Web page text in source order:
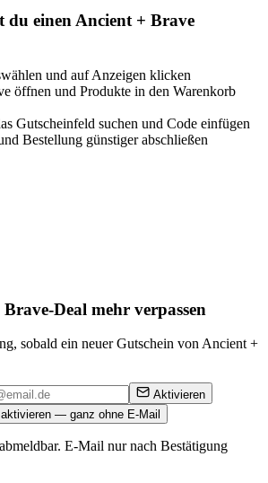
du einen Ancient + Brave
und auf Anzeigen klicken
öffnen und Produkte in den Warenkorb
Gutscheinfeld suchen und Code einfügen
Bestellung günstiger abschließen
Deal mehr verpassen
sobald ein neuer Gutschein von Ancient +
Aktivieren
— ganz ohne E-Mail
E-Mail nur nach Bestätigung